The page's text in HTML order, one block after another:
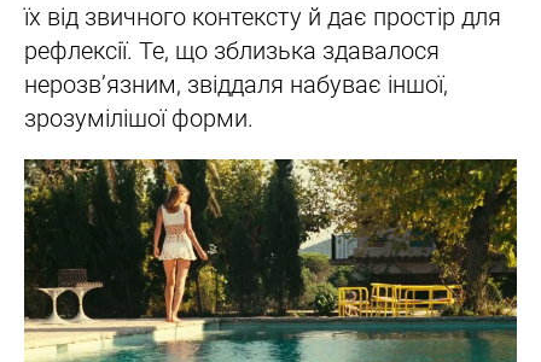
їх від звичного контексту й дає простір для
рефлексії. Те, що зблизька здавалося
нерозв’язним, звіддаля набуває іншої,
зрозумілішої форми.